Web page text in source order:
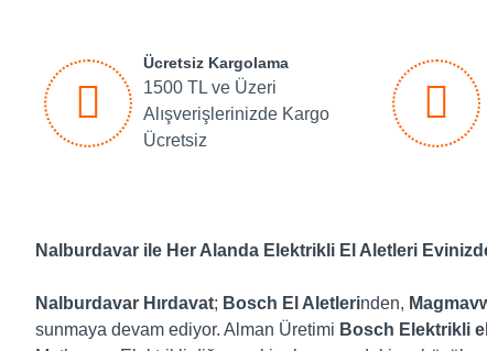
Ücretsiz Kargolama
1500 TL ve Üzeri
Alışverişlerinizde Kargo
Ücretsiz
Nalburdavar ile Her Alanda Elektrikli El Aletleri
Nalburdavar Hırdavat; Bosch El Aletlerinden,
sunmaya devam ediyor. Alman Üretimi Bosch Elektrikli